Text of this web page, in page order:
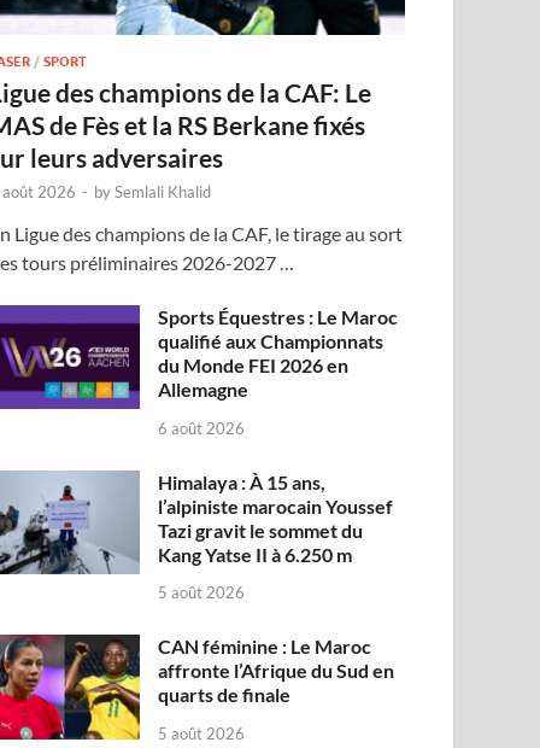
/SPORT
des champions de la CAF: Le
de Fès et la RS Berkane fixés
leurs adversaires
2026 - bySemlali Khalid
Ligue des champions de la CAF, le tirage au sort
tours préliminaires 2026-2027 …
Sports Équestres : Le Maroc
qualifié aux Championnats
du Monde FEI 2026 en
Allemagne
6 août 2026
Himalaya : À 15 ans,
l’alpiniste marocain Youssef
Tazi gravit le sommet du
Kang Yatse II à 6.250 m
5 août 2026
CAN féminine : Le Maroc
affronte l’Afrique du Sud en
quarts de finale
5 août 2026